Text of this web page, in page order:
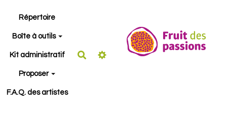
Aller au contenu principal
Répertoire
Boîte à outils
Kit administratif
Proposer
F.A.Q. des artistes
Rechercher